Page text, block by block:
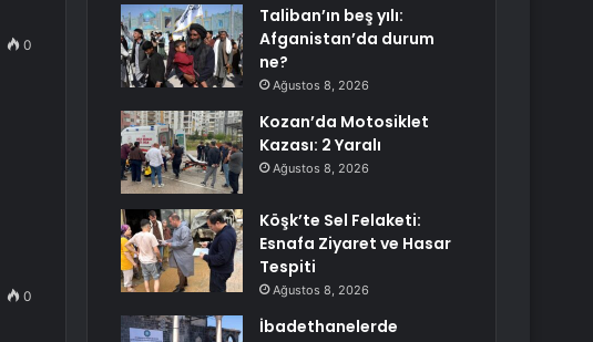
0
0
Taliban’ın beş yılı:
Afganistan’da durum
ne?
Ağustos 8, 2026
Kozan’da Motosiklet
Kazası: 2 Yaralı
Ağustos 8, 2026
Köşk’te Sel Felaketi:
Esnafa Ziyaret ve Hasar
Tespiti
Ağustos 8, 2026
İbadethanelerde